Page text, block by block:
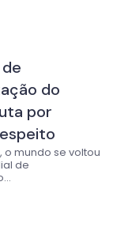
do
por
o mundo se voltou
de